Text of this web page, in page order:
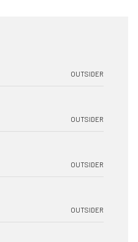
OUTSIDER
OUTSIDER
OUTSIDER
OUTSIDER